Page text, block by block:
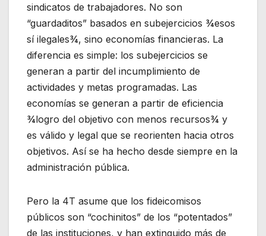
sindicatos de trabajadores. No son
“guardaditos” basados en subejercicios ¾esos
sí ilegales¾, sino economías financieras. La
diferencia es simple: los subejercicios se
generan a partir del incumplimiento de
actividades y metas programadas. Las
economías se generan a partir de eficiencia
¾logro del objetivo con menos recursos¾ y
es válido y legal que se reorienten hacia otros
objetivos. Así se ha hecho desde siempre en la
administración pública.
Pero la 4T asume que los fideicomisos
públicos son “cochinitos” de los “potentados”
de las instituciones, y han extinguido más de